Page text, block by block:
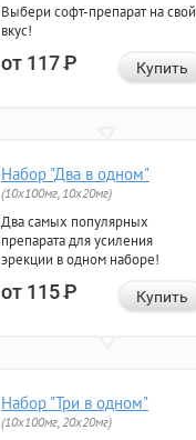
Выбери софт-препарат на свой
вкус!
от 117Р Купить
Набор "Два в одном"
(10x100мг, 10x20мг)
Два самых популярных
препарата для усиления
эрекции в одном наборе!
от 115Р Купить
Набор "Три в одном"
(10x100мг, 20x20мг)